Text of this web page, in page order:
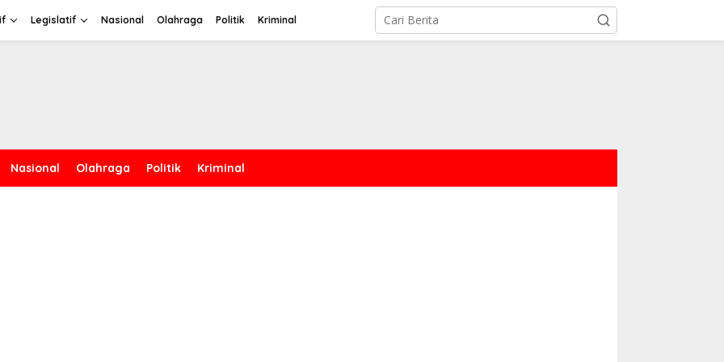
Legislatif Nasional Olahraga Politik Kriminal
Nasional Olahraga Politik Kriminal